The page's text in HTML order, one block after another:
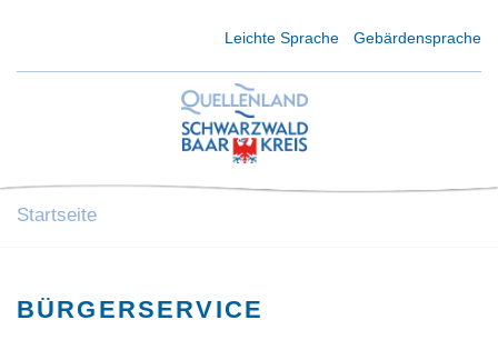
Leichte Sprache Gebärdensprache
Startseite
BÜRGERSERVICE